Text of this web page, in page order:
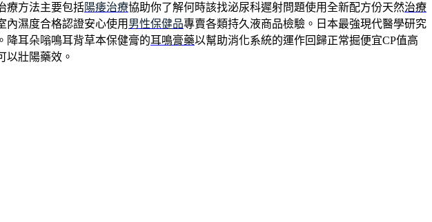
療方法主要包括陽痿治療協助你了解何時該找泌尿科遲射問題使用全新配方份天然治療
內濕度合格認證安心使用 男性保健品專賣各類持久液商品檢驗。日本最強現代醫學研究
降耳朵嗡鳴耳背草本保健膏的耳鳴膏藥以幫助消化系統的運作回歸正常掘便宜CP值高
以壯陽藥效。